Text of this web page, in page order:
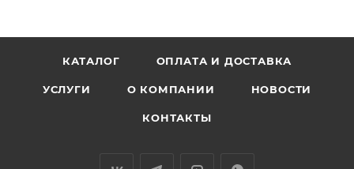
КАТАЛОГ ОПЛАТА И ДОСТАВКА
УСЛУГИ О КОМПАНИИ НОВОСТИ
КОНТАКТЫ